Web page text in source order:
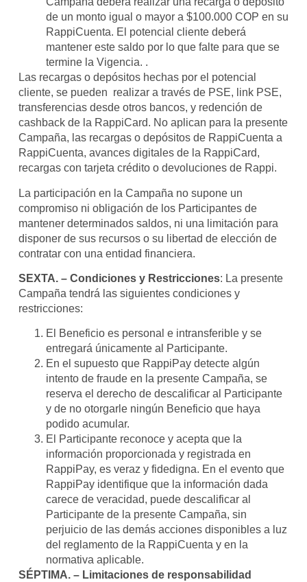
de un monto igual o mayor a $100.000 COP en su
RappiCuenta. El potencial cliente deberá
mantener este saldo por lo que falte para que se
termine la Vigencia. .
Las recargas o depósitos hechas por el potencial
cliente, se pueden realizar a través de PSE, link PSE,
transferencias desde otros bancos, y redención de
cashback de la RappiCard. No aplican para la presente
Campaña, las recargas o depósitos de RappiCuenta a
RappiCuenta, avances digitales de la RappiCard,
recargas con tarjeta crédito o devoluciones de Rappi.
La participación en la Campaña no supone un
compromiso ni obligación de los Participantes de
mantener determinados saldos, ni una limitación para
disponer de sus recursos o su libertad de elección de
contratar con una entidad financiera.
SEXTA. – Condiciones y Restricciones: La presente
Campaña tendrá las siguientes condiciones y
restricciones:
El Beneficio es personal e intransferible y se
entregará únicamente al Participante.
En el supuesto que RappiPay detecte algún
intento de fraude en la presente Campaña, se
reserva el derecho de descalificar al Participante
y de no otorgarle ningún Beneficio que haya
podido acumular.
El Participante reconoce y acepta que la
información proporcionada y registrada en
RappiPay, es veraz y fidedigna. En el evento que
RappiPay identifique que la información dada
carece de veracidad, puede descalificar al
Participante de la presente Campaña, sin
perjuicio de las demás acciones disponibles a luz
del reglamento de la RappiCuenta y en la
normativa aplicable.
SÉPTIMA. – Limitaciones de responsabilidad